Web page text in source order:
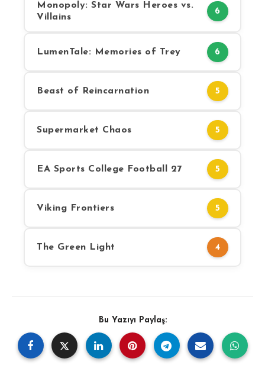
Monopoly: Star Wars Heroes vs.
Villains
6
LumenTale: Memories of Trey 6
Beast of Reincarnation 5
Supermarket Chaos 5
EA Sports College Football 27 5
Viking Frontiers 5
The Green Light 4
Bu Yazıyı Paylaş: